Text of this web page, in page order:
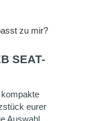
SEAT-
eurer
Auswahl